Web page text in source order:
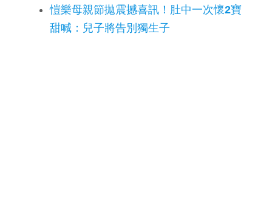
愷樂母親節拋震撼喜訊！肚中一次懷2寶
甜喊：兒子將告別獨生子